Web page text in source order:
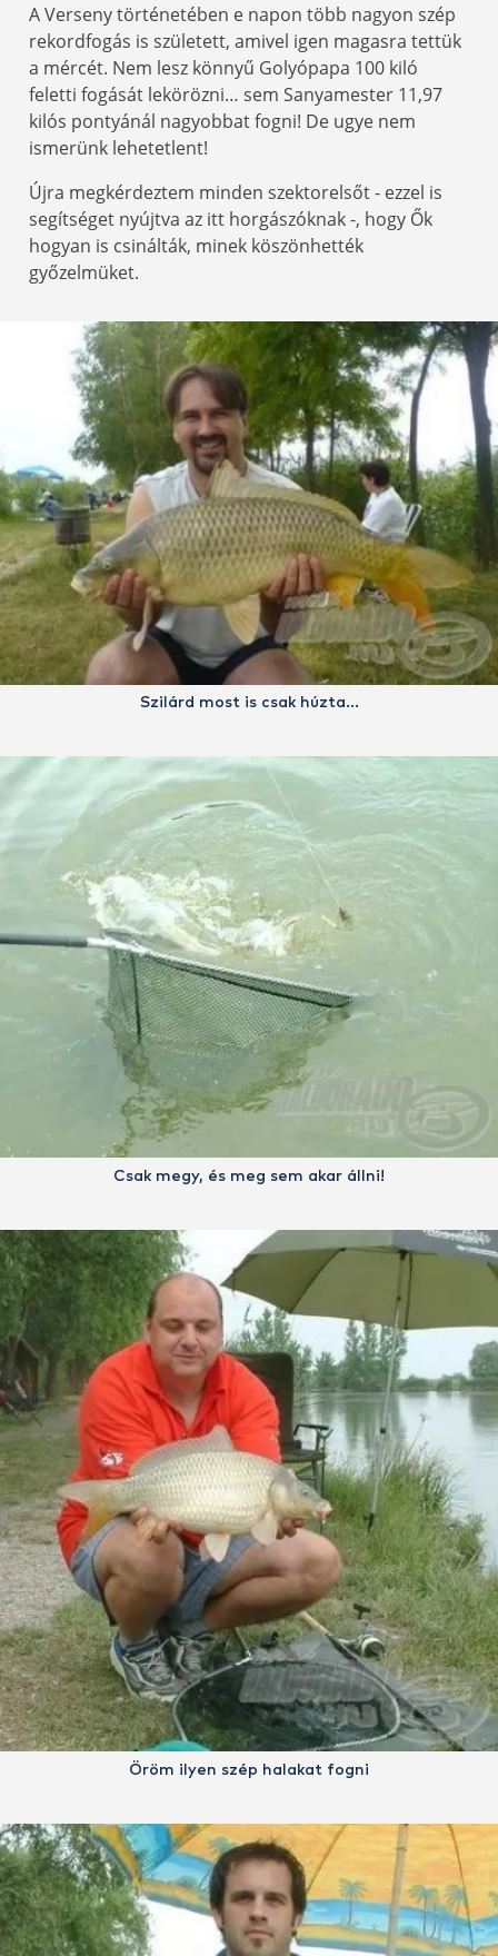
A Verseny történetében e napon több nagyon szép
rekordfogás is született, amivel igen magasra tettük
a mércét. Nem lesz könnyű Golyópapa 100 kiló
feletti fogását lekörözni… sem Sanyamester 11,97
kilós pontyánál nagyobbat fogni! De ugye nem
ismerünk lehetetlent!
Újra megkérdeztem minden szektorelsőt - ezzel is
segítséget nyújtva az itt horgászóknak -, hogy Ők
hogyan is csinálták, minek köszönhették
győzelmüket.
Szilárd most is csak húzta…
Csak megy, és meg sem akar állni!
Öröm ilyen szép halakat fogni